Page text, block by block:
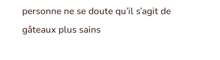
personne ne se doute qu’il s’agit de
gâteaux plus sains